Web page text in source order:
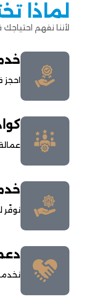
لماذا
لأننا نفهم
احجز